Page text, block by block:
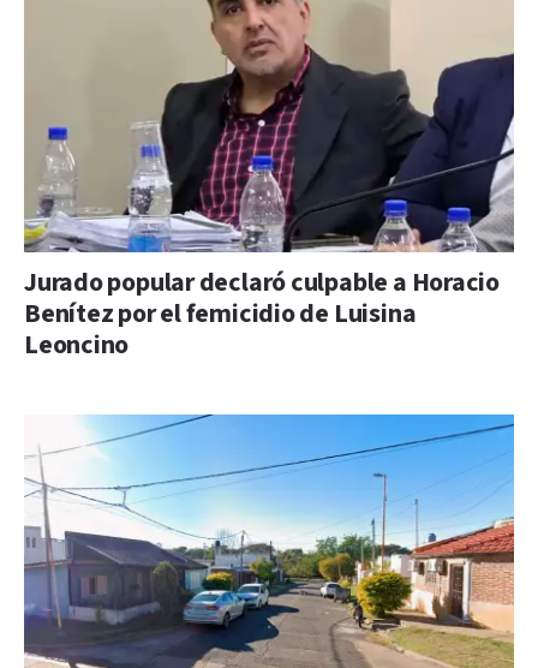
Jurado popular declaró culpable a Horacio
Benítez por el femicidio de Luisina
Leoncino